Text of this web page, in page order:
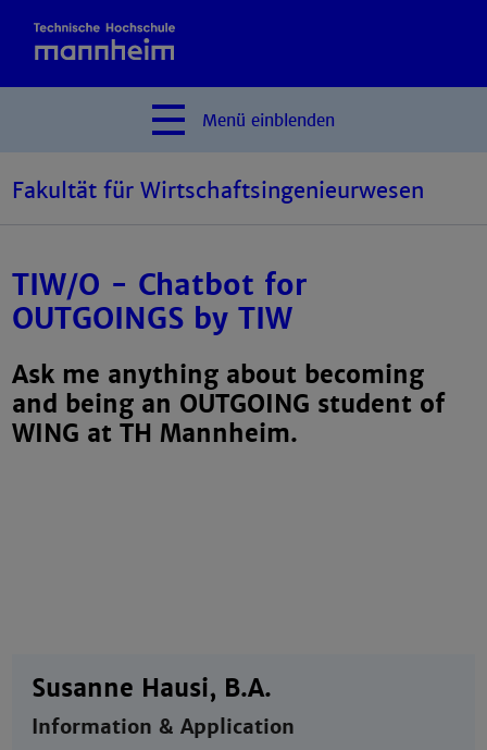
Menü einblenden
Fakultät für Wirtschaftsingenieurwesen
TIW/O - Chatbot for
OUTGOINGS by TIW
Ask me anything about becoming
and being an OUTGOING student of
WING at TH Mannheim.
Susanne Hausi, B.A.
Information & Application